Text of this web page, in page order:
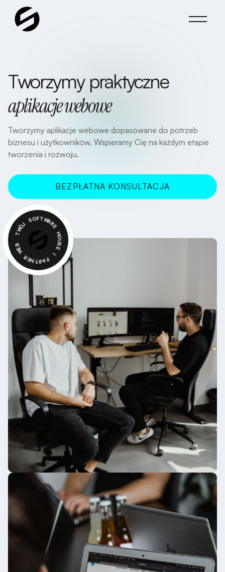
Tworzymy praktyczne
aplikacje webowe
Tworzymy aplikacje webowe dopasowane do potrzeb
biznesu i użytkowników. Wspieramy Cię na każdym etapie
tworzenia i rozwoju.
BEZPŁATNA KONSULTACJA
TWÓJ SOFTW
AR
E
H
O
U
S
E
I
P
A
R
T
N
E
R
W
B